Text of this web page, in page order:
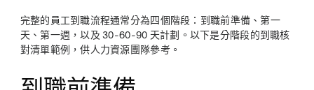
完整的員工到職流程通常分為四個階段：到職前準備、第一
天、第一週，以及 30-60-90 天計劃。以下是分階段的到職核
對清單範例，供人力資源團隊參考。